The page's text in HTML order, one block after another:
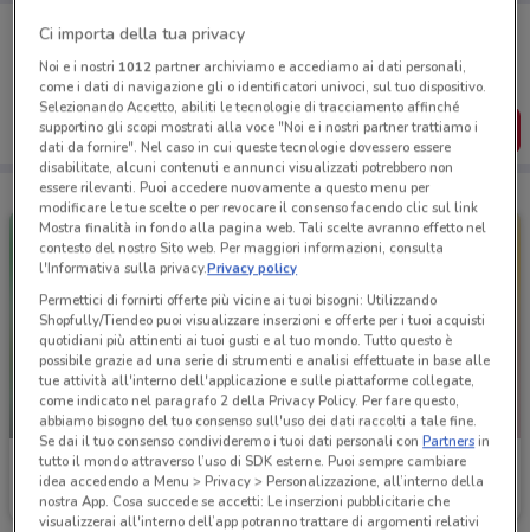
Porta DoveConviene sempre con te!
Puoi trovare le migliori offerte dei negozi vicino a te,
salvarle e creare la tua lista del risparmio, comodamente
dal tuo cellulare.
SCARICA L’APP
NUOVO
Leroy Merlin
Scade il 31/08 3.6 km
Coal
Scade mercoledì
Ci importa della tua privacy
Noi e i nostri 1012partner archiviamo e accediamo ai dati personali,
come i dati di navigazione gli o identificatori univoci, sul tuo dispositivo.
Selezionando Accetto, abiliti le tecnologie di tracciamento affinché
supportino gli scopi mostrati alla voce "Noi e i nostri partner trattiamo i
dati da fornire". Nel caso in cui queste tecnologie dovessero essere
disabilitate, alcuni contenuti e annunci visualizzati potrebbero non
essere rilevanti. Puoi accedere nuovamente a questo menu per
modificare le tue scelte o per revocare il consenso facendo clic sul link
Mostra finalità in fondo alla pagina web. Tali scelte avranno effetto nel
contesto del nostro Sito web. Per maggiori informazioni, consulta
l'Informativa sulla privacy.Privacy policy
Permettici di fornirti offerte più vicine ai tuoi bisogni: Utilizzando
Shopfully/Tiendeo puoi visualizzare inserzioni e offerte per i tuoi acquisti
quotidiani più attinenti ai tuoi gusti e al tuo mondo. Tutto questo è
possibile grazie ad una serie di strumenti e analisi effettuate in base alle
tue attività all'interno dell'applicazione e sulle piattaforme collegate,
come indicato nel paragrafo 2 della Privacy Policy. Per fare questo,
abbiamo bisogno del tuo consenso sull'uso dei dati raccolti a tale fine.
Se dai il tuo consenso condivideremo i tuoi dati personali conPartnersin
tutto il mondo attraverso l’uso di SDK esterne. Puoi sempre cambiare
idea accedendo a Menu > Privacy > Personalizzazione, all’interno della
nostra App. Cosa succede se accetti: Le inserzioni pubblicitarie che
visualizzerai all'interno dell’app potranno trattare di argomenti relativi